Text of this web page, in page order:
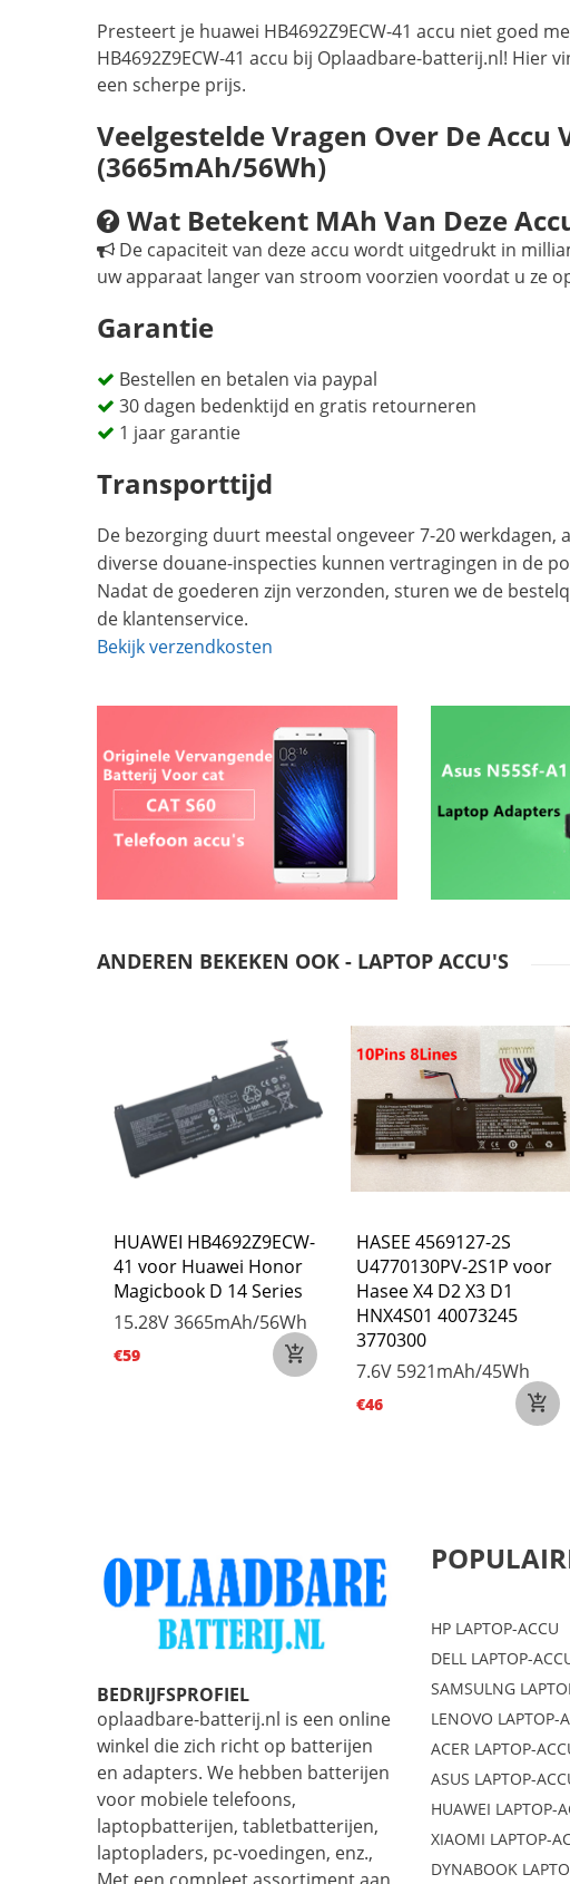
Presteert je huawei HB4692Z9ECW-41 accu niet goed
HB4692Z9ECW-41 accu bij Oplaadbare-batterij.nl! Hier
een scherpe prijs.
Veelgestelde Vragen Over De Accu
(3665mAh/56Wh)
Wat Betekent MAh Van Deze
De capaciteit van deze accu wordt uitgedrukt in
uw apparaat langer van stroom voorzien voordat u ze
Garantie
Bestellen en betalen via paypal
30 dagen bedenktijd en gratis retourneren
1 jaar garantie
Transporttijd
De bezorging duurt meestal ongeveer 7-20 werkdagen,
diverse douane-inspecties kunnen vertragingen in de
Nadat de goederen zijn verzonden, sturen we de
de klantenservice.
Bekijk verzendkosten
ANDEREN BEKEKEN OOK - LAPTOP ACCU'S
HUAWEI HB4692Z9ECW-
41 voor Huawei Honor
Magicbook D 14 Series
15.28V3665mAh/56Wh
€59
HASEE 4569127-2S
U4770130PV-2S1P voor
Hasee X4 D2 X3 D1
HNX4S01 40073245
3770300
7.6V 5921mAh/45Wh
€46
BEDRIJFSPROFIEL
oplaadbare-batterij.nl is een online
winkel die zich richt op batterijen
en adapters. We hebben batterijen
voor mobiele telefoons,
laptopbatterijen, tabletbatterijen,
laptopladers, pc-voedingen, enz.,
HP LAPTOP-ACCU
DELL LAPTOP-
SAMSULNG
LENOVO LAPTOP-
ACER LAPTOP-
ASUS LAPTOP-
HUAWEI LAPTOP-
XIAOMI LAPTOP-
DYNABOOK